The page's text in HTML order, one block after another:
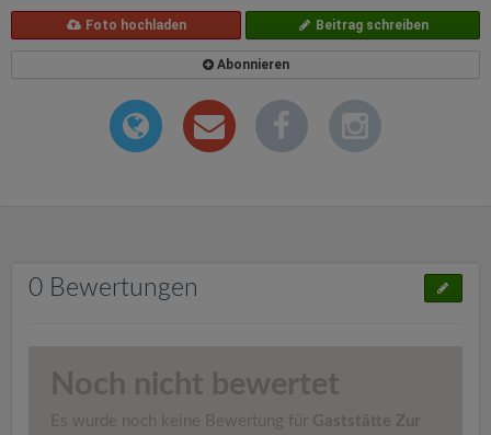
Foto hochladen Beitrag schreiben
Abonnieren
0 Bewertungen
Noch nicht bewertet
Es wurde noch keine Bewertung für Gaststätte Zur